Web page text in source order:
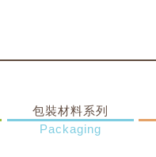
包裝材料系列
Packaging